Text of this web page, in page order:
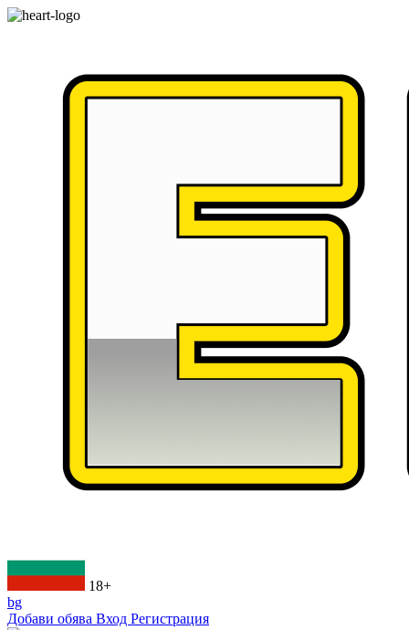
18+
bg
Добави обява Вход Регистрация